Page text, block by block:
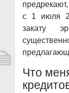
с 1 июля
закату
Что